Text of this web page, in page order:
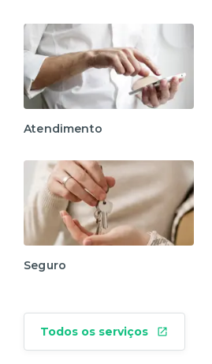
Atendimento
Seguro
Todos os serviços